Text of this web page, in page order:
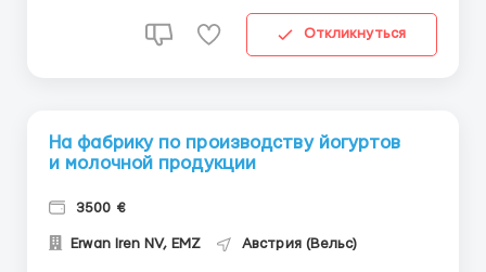
работы по 8-10 часов 5-6 дней в неделю. Также
Откликнуться
На фабрику по производству йогуртов
и молочной продукции
3500 €
Erwan Iren NV, EMZ Австрия (Вельс)